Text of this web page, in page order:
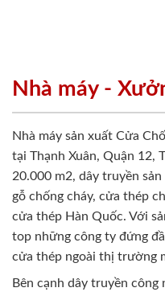
Nhà máy -
Nhà máy sản xuất Cửa
tại Thạnh Xuân, Quận 12,
20.000 m2, dây truyền
gỗ chống cháy, cửa thép
cửa thép Hàn Quốc. Với
top những công ty đứng
cửa thép ngoài thị trường
Bên cạnh dây truyền công